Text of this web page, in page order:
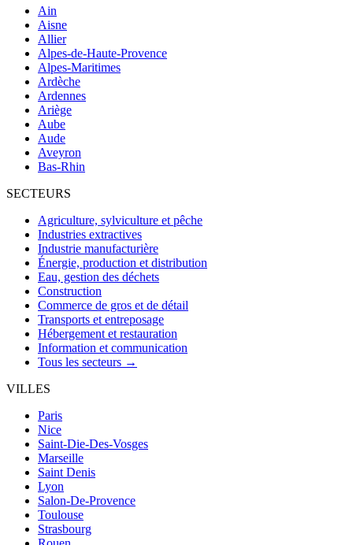
Ain
Aisne
Allier
Alpes-de-Haute-Provence
Alpes-Maritimes
Ardèche
Ardennes
Ariège
Aube
Aude
Aveyron
Bas-Rhin
SECTEURS
Agriculture, sylviculture et pêche
Industries extractives
Industrie manufacturière
Énergie, production et distribution
Eau, gestion des déchets
Construction
Commerce de gros et de détail
Transports et entreposage
Hébergement et restauration
Information et communication
Tous les secteurs →
VILLES
Paris
Nice
Saint-Die-Des-Vosges
Marseille
Saint Denis
Lyon
Salon-De-Provence
Toulouse
Strasbourg